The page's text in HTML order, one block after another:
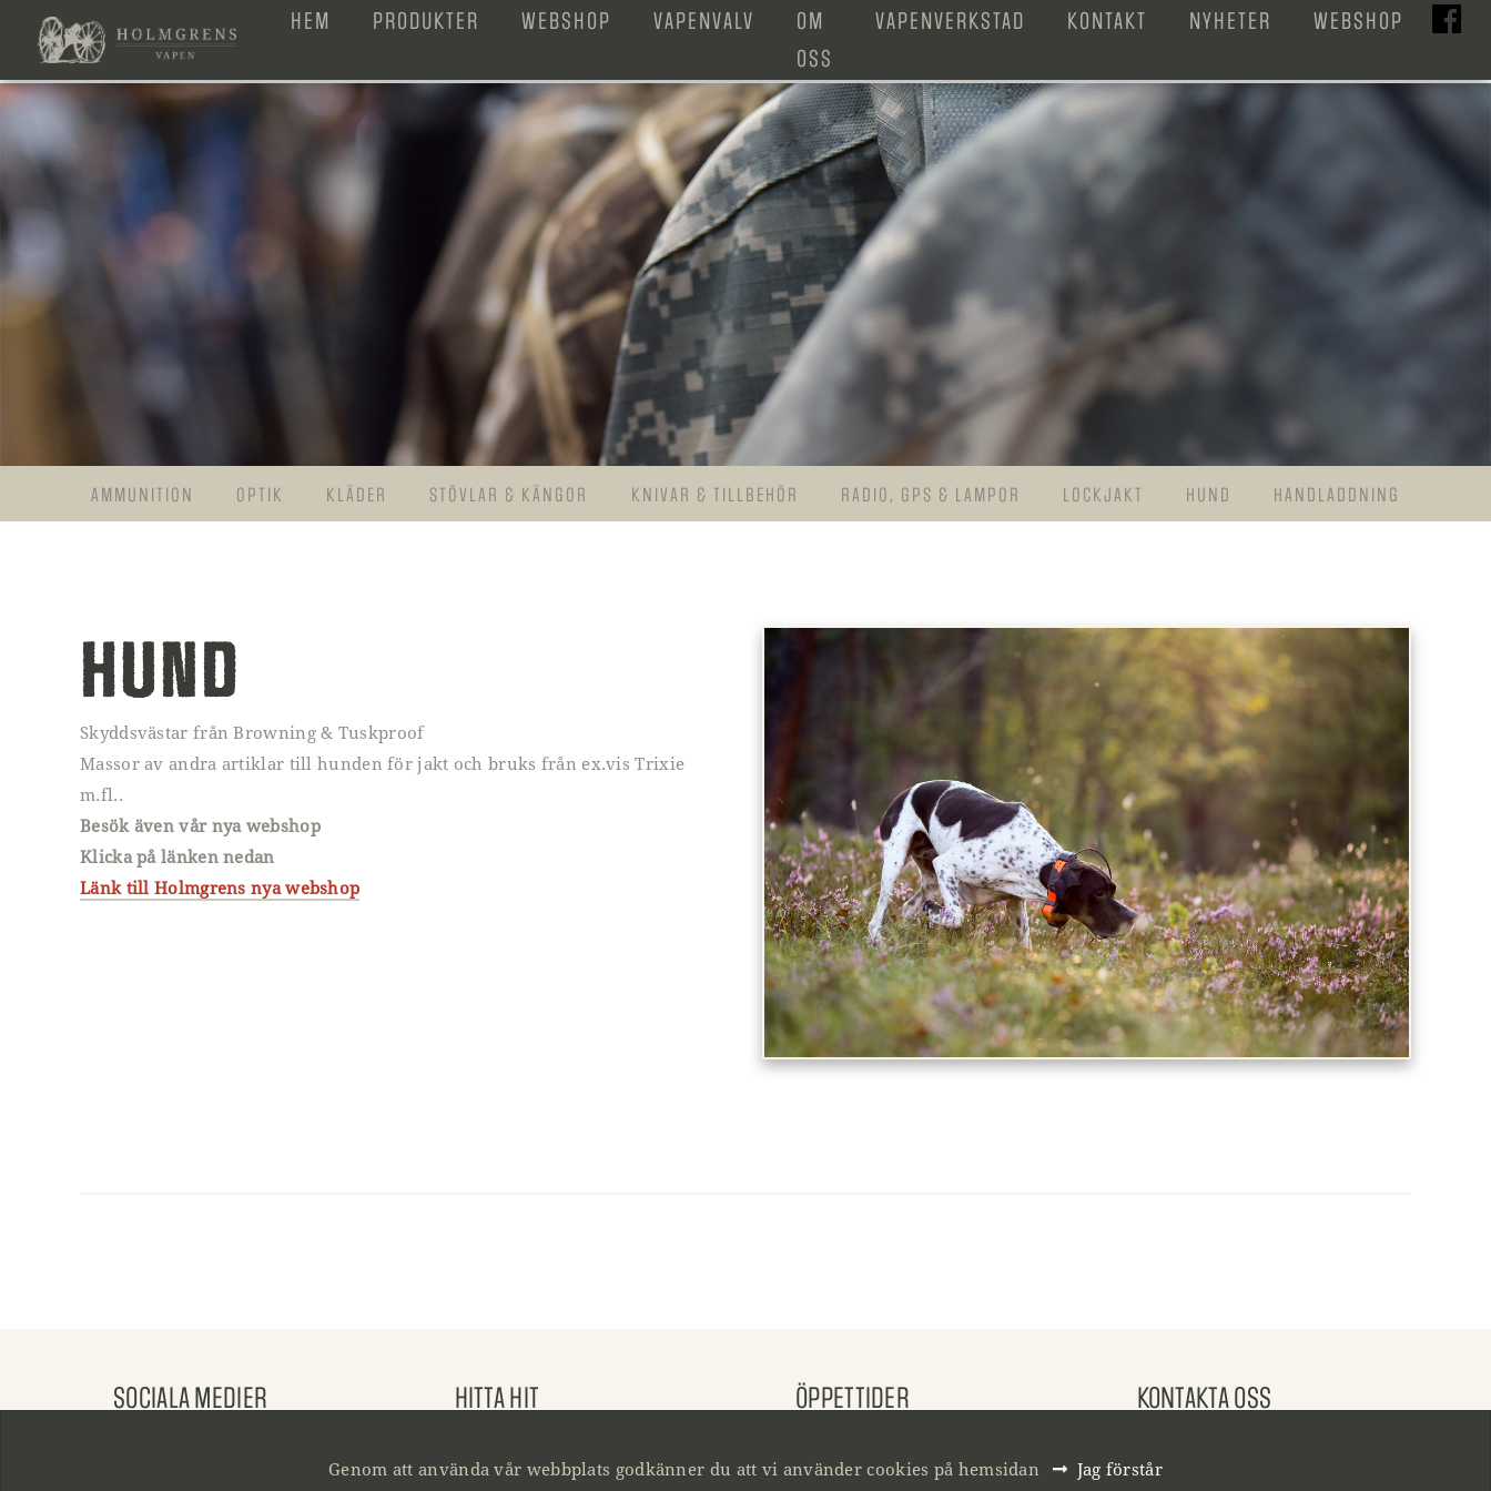
Genom att använda vår webbplats godkänner du att vi använder cookies på hemsidan Jag förstår
HEM PRODUKTER WEBSHOP VAPENVALV
OM
OSS
VAPENVERKSTAD KONTAKT NYHETER WEBSHOP
AMMUNITION OPTIK KLÄDER STÖVLAR & KÄNGOR KNIVAR & TILLBEHÖR RADIO, GPS & LAMPOR LOCKJAKT HUND HANDLADDNING
HUND
Skyddsvästar från Browning & Tuskproof
Massor av andra artiklar till hunden för jakt och bruks från ex.vis Trixie
m.fl..
Besök även vår nya webshop
Klicka på länken nedan
Länk till Holmgrens nya webshop
SOCIALA MEDIER HITTA HIT
291 91 Kristianstad
ÖPPETTIDER
Lördag 10-15
KONTAKTA OSS
044 - 236 001